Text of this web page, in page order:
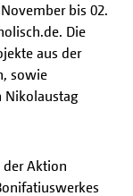
bis 02.
Die
aus der
sowie
Nikolaustag
der Aktion